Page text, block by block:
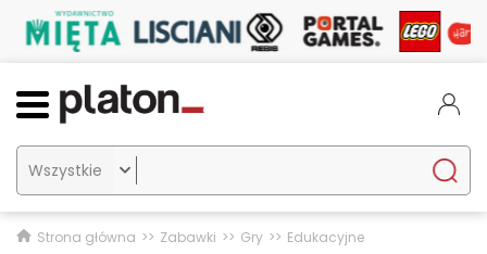

Strona główna Zabawki Gry Edukacyjne